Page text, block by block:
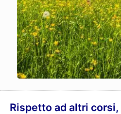
Rispetto ad altri